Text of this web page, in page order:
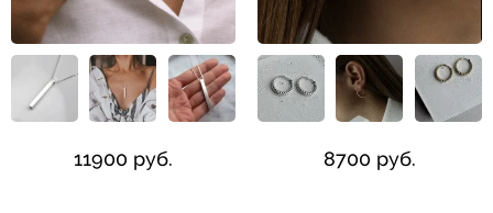
11900 руб. 8700 руб.